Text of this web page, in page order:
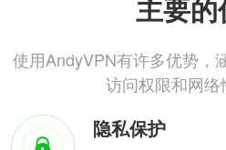
主要
使用AndyVPN有许多优势，
访问权限和网
隐私保护